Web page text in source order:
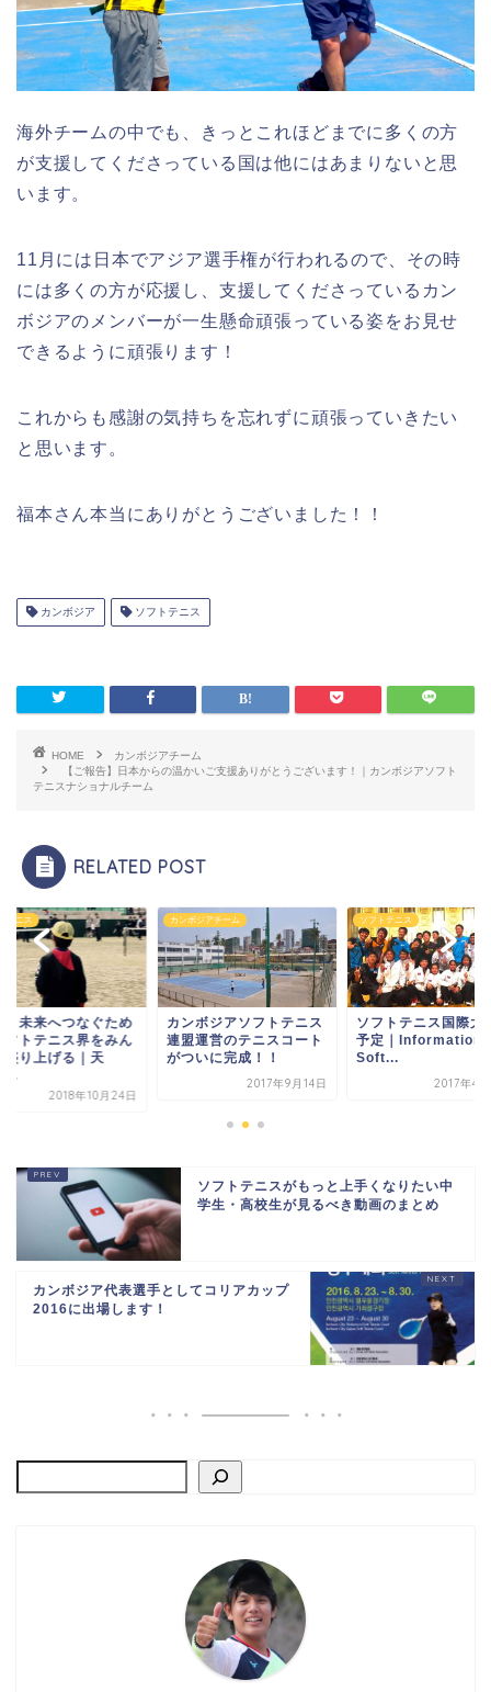
海外チームの中でも、きっとこれほどまでに多くの方
が支援してくださっている国は他にはあまりないと思
います。
11月には日本でアジア選手権が行われるので、その時
には多くの方が応援し、支援してくださっているカン
ボジアのメンバーが一生懸命頑張っている姿をお見せ
できるように頑張ります！
これからも感謝の気持ちを忘れずに頑張っていきたい
と思います。
福本さん本当にありがとうございました！！
カンボジア ソフトテニス
HOME
カンボジアチーム
【ご報告】日本からの温かいご支援ありがとうございます！｜カンボジアソフト
テニスナショナルチーム
RELATED POST
ボジアチーム
ボジアソフトテニス
運営のテニスコート
いに完成！！
ソフトテニス
ソフトテニス国際大会の
予定｜Information of
Soft...
2017年4月29日
ソフトテニス
いま、未来へつな
にソフトテニス界
なで盛り上げる｜天
ソフトテニスがもっと上手くなりたい中
学生・高校生が見るべき動画のまとめ
カンボジア代表選手としてコリアカップ
2016に出場します！